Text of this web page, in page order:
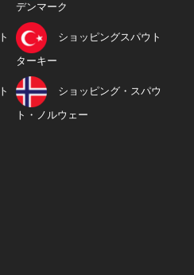
デンマーク
ショッピングスパウト
ターキー
ショッピング・スパウ
ト・ノルウェー